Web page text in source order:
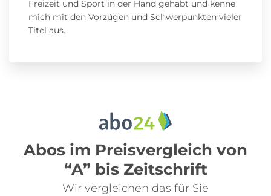
Freizeit und Sport in der Hand gehabt und kenne
mich mit den Vorzügen und Schwerpunkten vieler
Titel aus.
Abos im Preisvergleich von
“A” bis Zeitschrift
Wir vergleichen das für Sie